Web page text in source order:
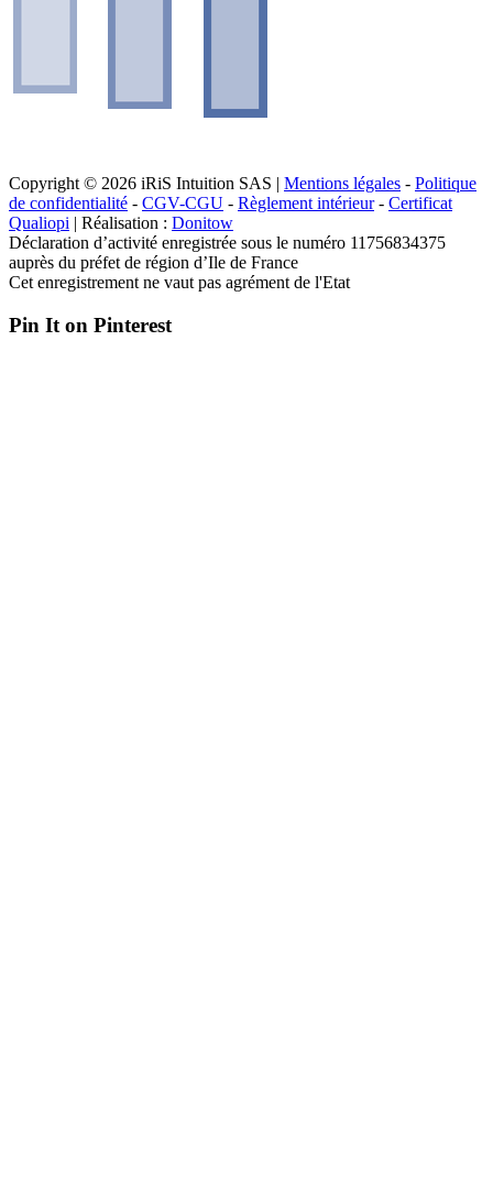
Copyright © 2026 iRiS Intuition SAS | Mentions légales - Politique
de confidentialité - CGV-CGU - Règlement intérieur- Certificat
Qualiopi | Réalisation : Donitow
Déclaration d’activité enregistrée sous le numéro 11756834375
auprès du préfet de région d’Ile de France
Cet enregistrement ne vaut pas agrément de l'Etat
Pin It on Pinterest